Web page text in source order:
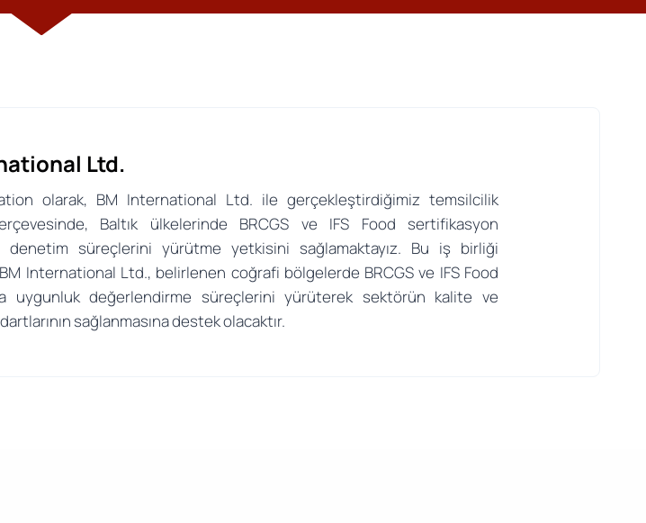
Ltd.
olarak, BM International Ltd. ile gerçekleştirdiğimiz temsilcilik
Baltık ülkelerinde BRCGS ve IFS Food sertifikasyon
denetim süreçlerini yürütme yetkisini sağlamaktayız. Bu iş birliği
BM International Ltd., belirlenen coğrafi bölgelerde BRCGS ve IFS Food
uygunluk değerlendirme süreçlerini yürüterek sektörün kalite ve
sağlanmasına destek olacaktır.